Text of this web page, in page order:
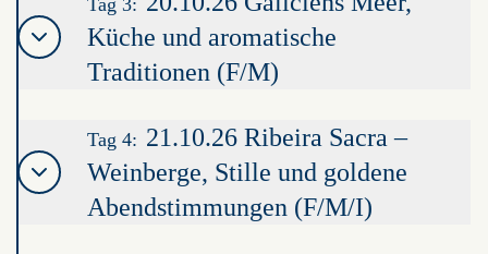
Tag 3:
Küche und aromatische
Traditionen (F/M)
Tag 4: 21.10.26 Ribeira Sacra –
Weinberge, Stille und goldene
Abendstimmungen (F/M/I)